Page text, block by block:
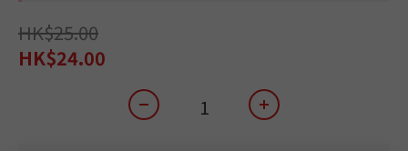
HK$25.00
HK$24.00